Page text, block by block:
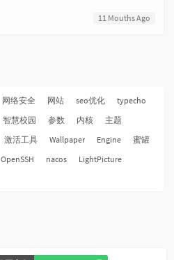
11 Mouths Ago
网络安全 网站 seo优化
typecho
智慧校园 参数 内核
主题
激活工具 Wallpaper Engine
蜜罐
OpenSSH nacos
LightPicture